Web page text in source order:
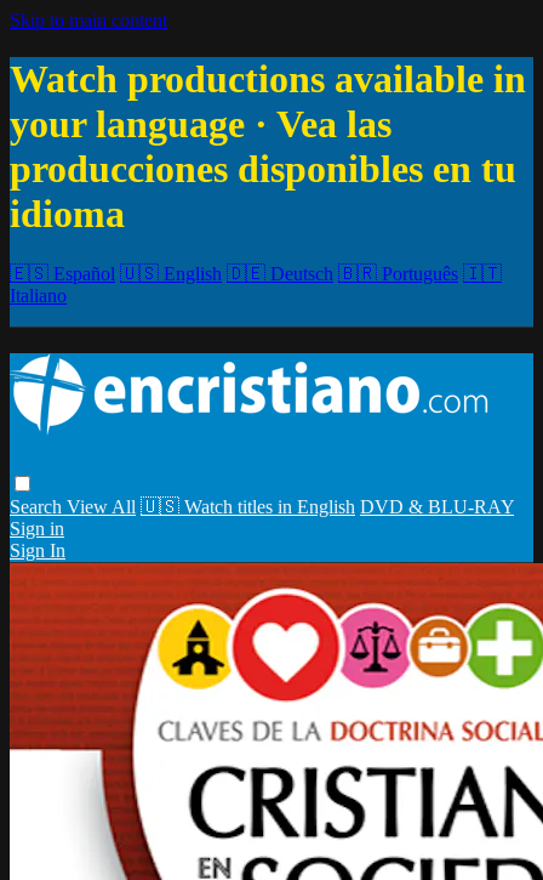
Skip to main content
Watch productions available in
your language · Vea las
producciones disponibles en tu
idioma
🇪🇸 Español 🇺🇸 English 🇩🇪 Deutsch 🇧🇷 Português 🇮🇹
Italiano
Search View All 🇺🇸 Watch titles in English DVD & BLU-RAY
Sign in
Sign In